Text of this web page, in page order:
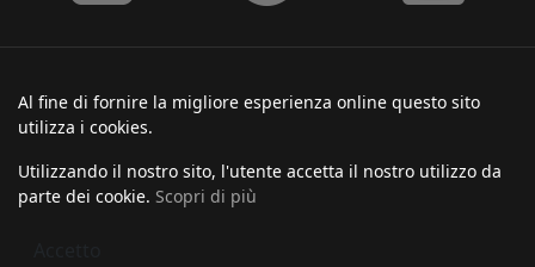
Al fine di fornire la migliore esperienza online questo sito
utilizza i cookies.
Utilizzando il nostro sito, l'utente accetta il nostro utilizzo da
parte dei cookie. Scopri di più